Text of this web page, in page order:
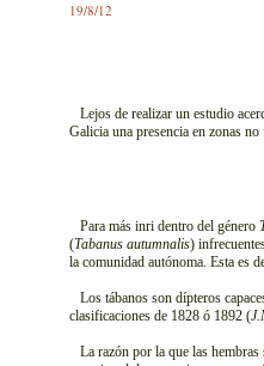
19/8/12
Lejos de realizar un estudio
Galicia una presencia en zonas
Para más inri dentro del género
(Tabanus autumnalis)
la comunidad autónoma. Esta es
Los tábanos son dípteros
clasificaciones de 1828 ó 1892 (
La razón por la que las hembras